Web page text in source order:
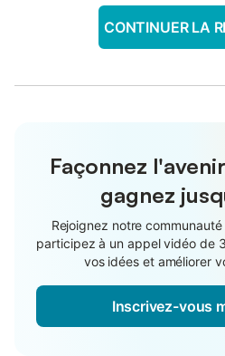
CONTINUER LA
Façonnez
gagnez
Rejoignez notre
participez à un appel vidéo de
vos idées et améliorer
Inscrivez-vous